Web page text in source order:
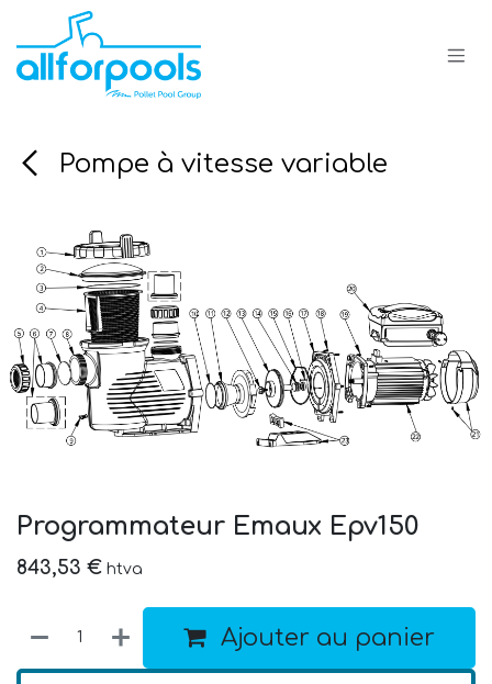
Se rendre au contenu
Pompe à vitesse variable
Programmateur Emaux Epv150
843,53 € htva
Ajouter au panier